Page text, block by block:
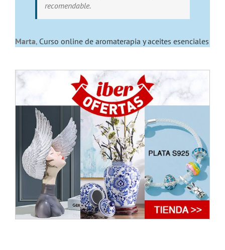
recomendable.
Marta, Curso online de aromaterapia y aceites esenciales